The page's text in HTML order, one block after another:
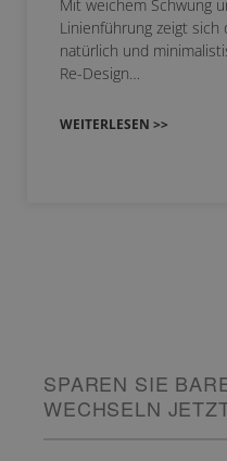
Mit weichem Schwung
Linienführung zeigt sich
natürlich und
Re-Design…
WEITERLESEN >>
SPAREN SIE
WECHSELN